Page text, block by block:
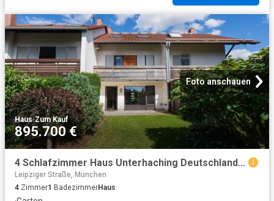
Foto anschauen
Haus·Zum Kauf
895.700 €
4 Schlafzimmer Haus Unterhaching Deutschland 104805254
Leipziger Straße, München
4 Zimmer1 BadezimmerHaus